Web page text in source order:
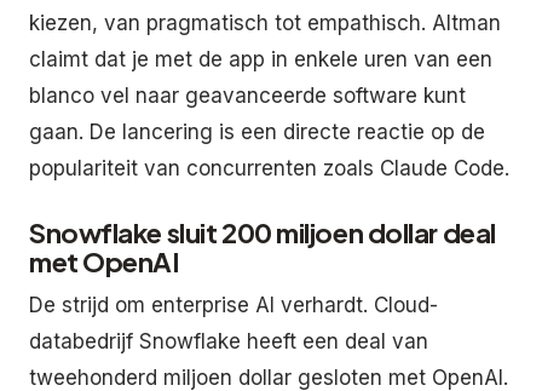
kiezen, van pragmatisch tot empathisch. Altman
claimt dat je met de app in enkele uren van een
blanco vel naar geavanceerde software kunt
gaan. De lancering is een directe reactie op de
populariteit van concurrenten zoals Claude Code.
Snowflake sluit 200 miljoen dollar deal
met OpenAI
De strijd om enterprise AI verhardt. Cloud-
databedrijf Snowflake heeft een deal van
tweehonderd miljoen dollar gesloten met OpenAI.